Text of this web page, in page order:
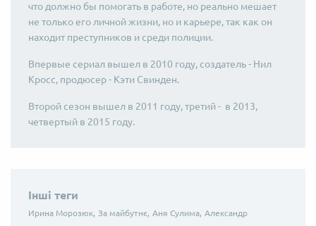
что должно бы помогать в работе, но реально мешает
не только его личной жизни, но и карьере, так как он
находит преступников и среди полиции.
Впервые сериал вышел в 2010 году, создатель - Нил
Кросс, продюсер - Кэти Свинден.
Второй сезон вышел в 2011 году, третий - в 2013,
четвертый в 2015 году.
Інші теги
Ирина Морозюк, За майбутнє, Аня Сулима, Александр